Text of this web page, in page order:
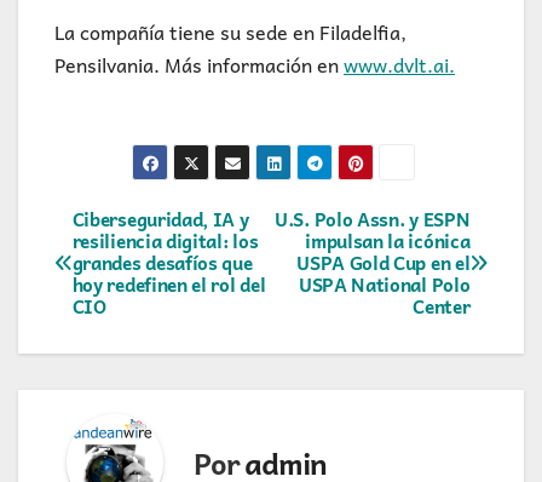
La compañía tiene su sede en Filadelfia,
Pensilvania. Más información enwww.dvlt.ai.
Navegación
de
entradas
U.S. Polo Assn. y ESPN
impulsan la icónica
USPA Gold Cup en el
USPA National Polo
Center
Ciberseguridad, IA y
resiliencia digital: los
grandes desafíos que
hoy redefinen el rol del
CIO
Poradmin